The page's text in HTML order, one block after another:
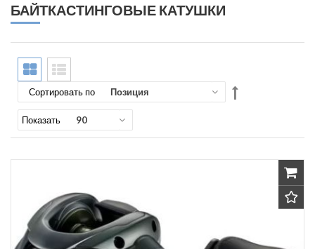
БАЙТКАСТИНГОВЫЕ КАТУШКИ
Сортировать по
Сортировка
Показать